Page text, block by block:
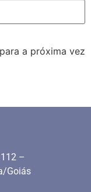
a próxima vez
–
Goiás